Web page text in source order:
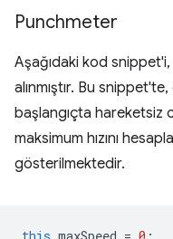
Punchmeter
Aşağıdaki kod snippet'i,
alınmıştır. Bu
başlangıçta hareketsiz
maksimum hızını
gösterilmektedir.
this .maxSpeed = 0 ;